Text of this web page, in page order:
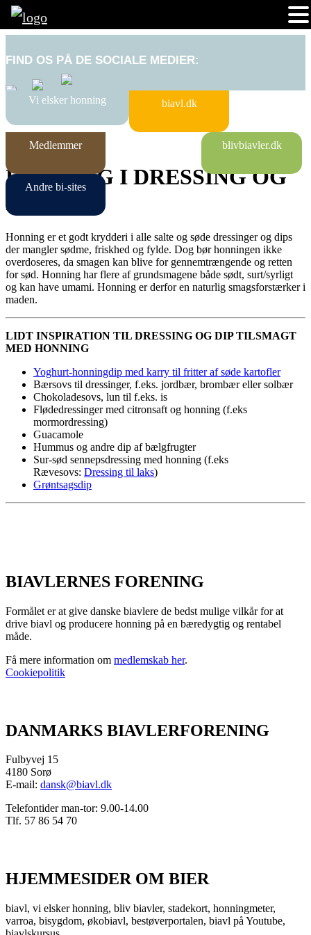
FIND OS PÅ DE SOCIALE MEDIER:
Vi elsker honning biavl.dk
Medlemmer blivbiavler.dk
Andre bi-sites
HONNING I DRESSING OG
DIP
Honning er et godt krydderi i alle salte og søde dressinger og dips
der mangler sødme, friskhed og fylde. Dog bør honningen ikke
overdoseres, da smagen kan blive for gennemtrængende og retten
for sød. Honning har flere af grundsmagene både sødt, surt/syrligt
og kan have umami. Honning er derfor en naturlig smagsforstærker i
maden.
LIDT INSPIRATION TIL DRESSING OG DIP TILSMAGT
MED HONNING
Yoghurt-honningdip med karry til fritter af søde kartofler
Bærsovs til dressinger, f.eks. jordbær, brombær eller solbær
Chokoladesovs, lun til f.eks. is
Flødedressinger med citronsaft og honning (f.eks
mormordressing)
Guacamole
Hummus og andre dip af bælgfrugter
Sur-sød sennepsdressing med honning (f.eks
Rævesovs: Dressing til laks)
Grøntsagsdip
BIAVLERNES FORENING
Formålet er at give danske biavlere de bedst mulige vilkår for at
drive biavl og producere honning på en bæredygtig og rentabel
måde.
Få mere information om medlemskab her.
Cookiepolitik
DANMARKS BIAVLERFORENING
Fulbyvej 15
4180 Sorø
E-mail: dansk@biavl.dk
Telefontider man-tor: 9.00-14.00
Tlf. 57 86 54 70
HJEMMESIDER OM BIER
biavl, vi elsker honning, bliv biavler, stadekort, honningmeter,
varroa, bisygdom, økobiavl, bestøverportalen, biavl på Youtube,